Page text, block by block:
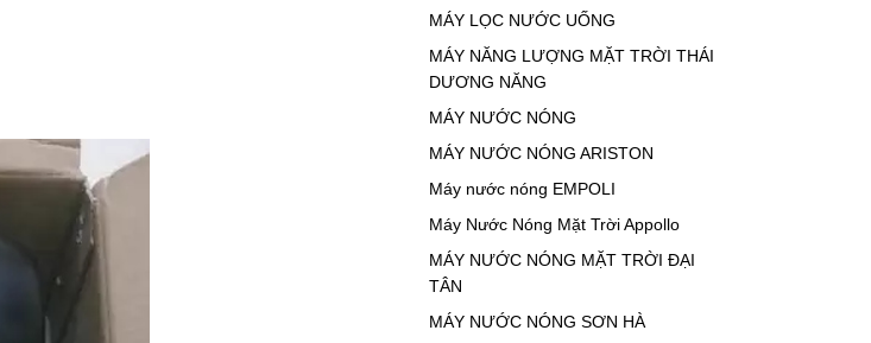
MÁY LỌC NƯỚC UỐNG
MÁY NĂNG LƯỢNG MẶT TRỜI THÁI
DƯƠNG NĂNG
MÁY NƯỚC NÓNG
MÁY NƯỚC NÓNG ARISTON
Máy nước nóng EMPOLI
Máy Nước Nóng Mặt Trời Appollo
MÁY NƯỚC NÓNG MẶT TRỜI ĐẠI
TÂN
MÁY NƯỚC NÓNG SƠN HÀ